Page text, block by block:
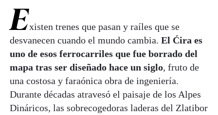
Existen trenes que pasan y raíles que se
desvanecen cuando el mundo cambia. El Ćira es
uno de esos ferrocarriles que fue borrado del
mapa tras ser diseñado hace un siglo, fruto de
una costosa y faraónica obra de ingeniería.
Durante décadas atravesó el paisaje de los Alpes
Dináricos, las sobrecogedoras laderas del Zlatibor